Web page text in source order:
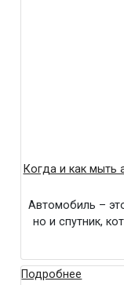
Когда и как мыть
Автомобиль –
но и спутник,
Подробнее